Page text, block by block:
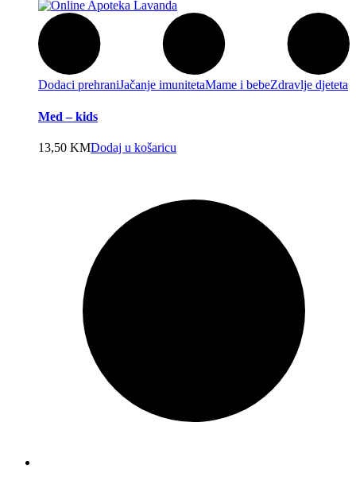
Dodaci prehraniJačanje imunitetaMame i bebeZdravlje djeteta
Med – kids
13,50 KMDodaj u košaricu